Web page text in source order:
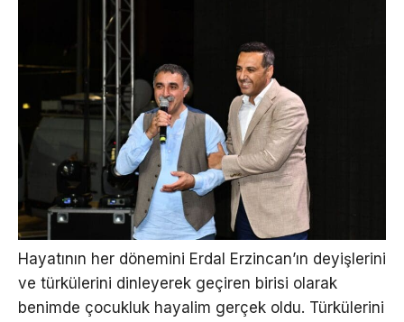
Hayatının her dönemini Erdal Erzincan’ın deyişlerini
ve türkülerini dinleyerek geçiren birisi olarak
benimde çocukluk hayalim gerçek oldu. Türkülerini